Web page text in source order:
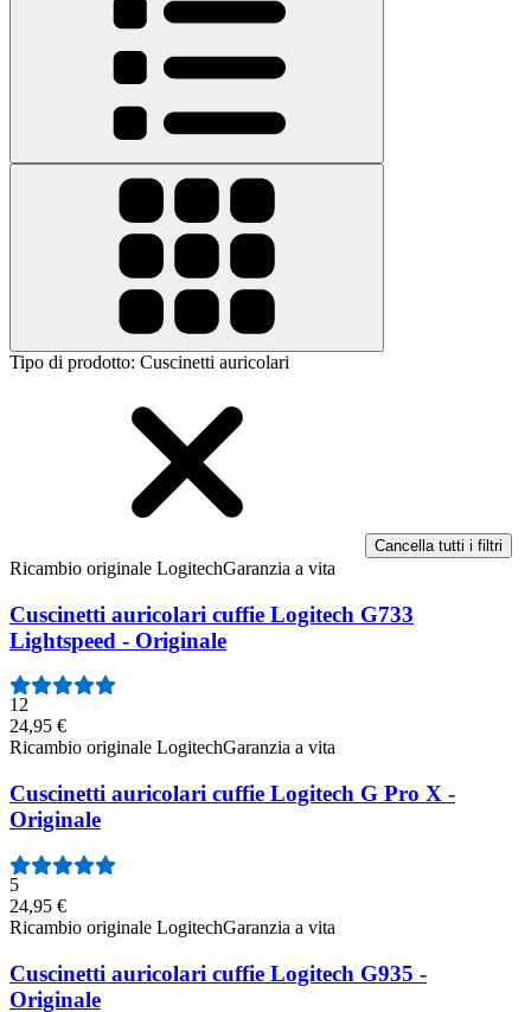
Tipo di prodotto: Cuscinetti auricolari
Cancella tutti i filtri
Ricambio originale LogitechGaranzia a vita
Cuscinetti auricolari cuffie Logitech G733
Lightspeed - Originale
12
24,95 €
Ricambio originale LogitechGaranzia a vita
Cuscinetti auricolari cuffie Logitech G Pro X -
Originale
5
24,95 €
Ricambio originale LogitechGaranzia a vita
Cuscinetti auricolari cuffie Logitech G935 -
Originale